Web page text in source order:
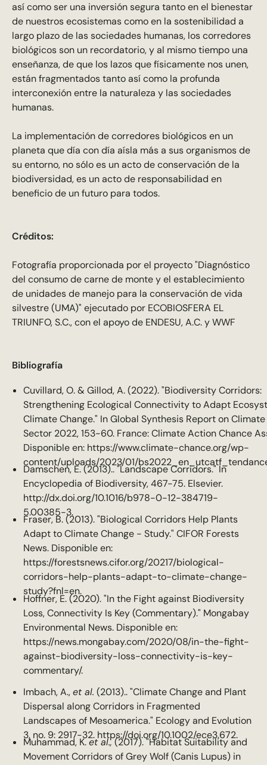
así como ser una inversión segura tanto en el bienestar
de nuestros ecosistemas como en la sostenibilidad a
largo plazo de las sociedades humanas, los corredores
biológicos son un recordatorio, y al mismo tiempo una
enseñanza, de que los lazos que físicamente nos unen,
están fragmentados tanto así como la profunda
interconexión entre la naturaleza y las sociedades
humanas.
La implementación de corredores biológicos en un
planeta que día con día aísla más a sus organismos de
su entorno, no sólo es un acto de conservación de la
biodiversidad, es un acto de responsabilidad en
beneficio de un futuro para todos.
Créditos:
Fotografía proporcionada por el proyecto "Diagnóstico
del consumo de carne de monte y el establecimiento
de unidades de manejo para la conservación de vida
silvestre (UMA)" ejecutado por ECOBIOSFERA EL
TRIUNFO, S.C., con el apoyo de ENDESU, A.C. y WWF
Bibliografía
Cuvillard, O. & Gillod, A. (2022). "Biodiversity Corridors:
Strengthening Ecological Connectivity to Adapt
Climate Change." In Global Synthesis Report on
Sector 2022, 153-60. France: Climate Action Chance
Disponible en: https://www.climate-chance.org/wp-
content/uploads/2023/01/
Damschen, E. (2013).. "Landscape Corridors." In
Encyclopedia of Biodiversity, 467-75. Elsevier.
http://dx.doi.org/10.1016/b978-0-12-384719-
5.00385-3.
Fraser, B. (2013). "Biological Corridors Help Plants
Adapt to Climate Change - Study." CIFOR Forests
News. Disponible en:
https://forestsnews.cifor.org/20217/biological-
corridors-help-plants-adapt-to-climate-change-
study?fnl=en.
Hoffner, E. (2020). "In the Fight against Biodiversity
Loss, Connectivity Is Key (Commentary)." Mongabay
Environmental News. Disponible en:
https://news.mongabay.com/2020/08/in-the-fight-
against-biodiversity-loss-connectivity-is-key-
commentary/.
Imbach, A.,et al. (2013).. "Climate Change and Plant
Dispersal along Corridors in Fragmented
Landscapes of Mesoamerica." Ecology and Evolution
3, no. 9: 2917-32. https://doi.org/10.1002/ece3.672.
Muhammad, K.et al.,(2017). "Habitat Suitability and
Movement Corridors of Grey Wolf (Canis Lupus) in